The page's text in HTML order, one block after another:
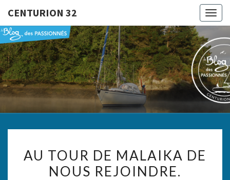
CENTURION 32
32
Le Blog
Des
Passionnés
TOUR
DE
AU TOUR DE MALAIKA DE
NOUS REJOINDRE.